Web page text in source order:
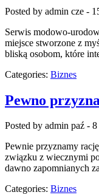
Posted by admin cze -
Serwis modowo-
miejsce stworzone z
bliską osobom, które
Categories: Biznes
Pewno
Posted by admin paź -
Pewnie przyznamy
związku z wiecznymi
dawno zapomnianych
Categories: Biznes